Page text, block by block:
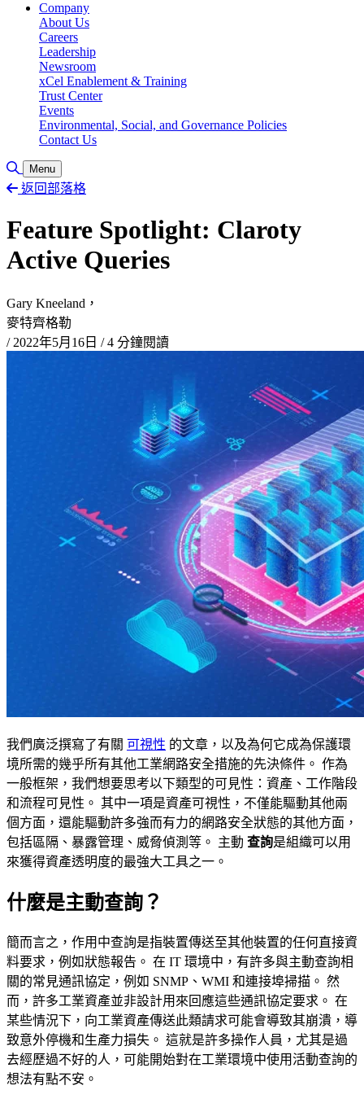
Company
About Us
Careers
Leadership
Newsroom
xCel Enablement & Training
Trust Center
Events
Environmental, Social, and Governance Policies
Contact Us
Toggle Search
Menu
返回部落格
Feature Spotlight: Claroty
Active Queries
Gary Kneeland，
麥特齊格勒
/ 2022年5月16日 /4 分鐘閱讀
我們廣泛撰寫了有關 可視性 的文章，以及為何它成為保護環
境所需的幾乎所有其他工業網路安全措施的先決條件。 作為
一般框架，我們想要思考以下類型的可見性：資產、工作階段
和流程可見性。 其中一項是資產可視性，不僅能驅動其他兩
個方面，還能驅動許多強而有力的網路安全狀態的其他方面，
包括區隔、暴露管理、威脅偵測等。 主動 查詢是組織可以用
來獲得資產透明度的最強大工具之一。
什麼是主動查詢？
簡而言之，作用中查詢是指裝置傳送至其他裝置的任何直接資
料要求，例如狀態報告。 在 IT 環境中，有許多與主動查詢相
關的常見通訊協定，例如 SNMP、WMI 和連接埠掃描。 然
而，許多工業資產並非設計用來回應這些通訊協定要求。 在
某些情況下，向工業資產傳送此類請求可能會導致其崩潰，導
致意外停機和生產力損失。 這就是許多操作人員，尤其是過
去經歷過不好的人，可能開始對在工業環境中使用活動查詢的
想法有點不安。